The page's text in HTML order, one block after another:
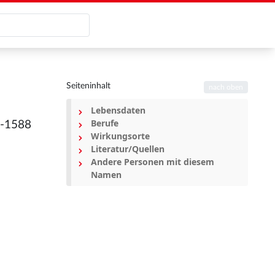
1588
Seiteninhalt
Lebensdaten
Berufe
Wirkungsorte
Literatur/Quellen
Andere Personen mit diesem
Namen